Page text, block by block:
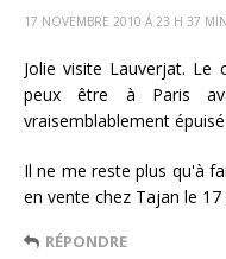
17 NOVEMBRE 2010 Á 23 H 37 MIN
Jolie visite Lauverjat. Le
peux être à Paris
vraisemblablement
Il ne me reste plus qu'à
en vente chez Tajan le
RÉPONDRE